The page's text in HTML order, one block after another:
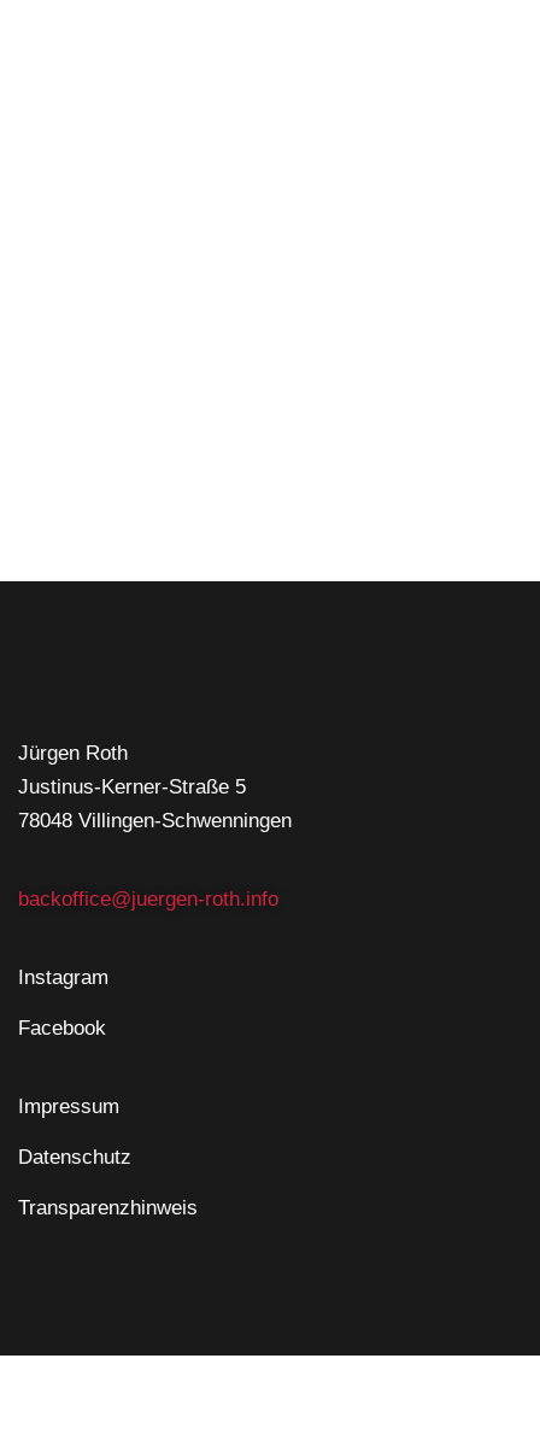
Jürgen Roth
Justinus-Kerner-Straße 5
78048 Villingen-Schwenningen
backoffice@juergen-roth.info
Instagram
Facebook
Impressum
Datenschutz
Transparenzhinweis